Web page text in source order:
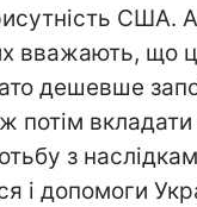
США.
вважають, що
дешевше
потім
з
і допомоги